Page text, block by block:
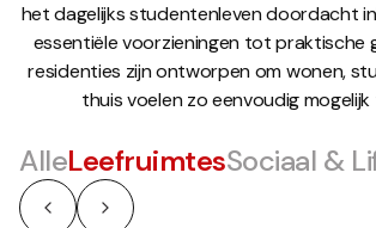
het dagelijks studentenleven doordacht
essentiële voorzieningen tot praktische
residenties zijn ontworpen om wonen,
thuis voelen zo eenvoudig mogelijk
AlleLeefruimtesSociaal &